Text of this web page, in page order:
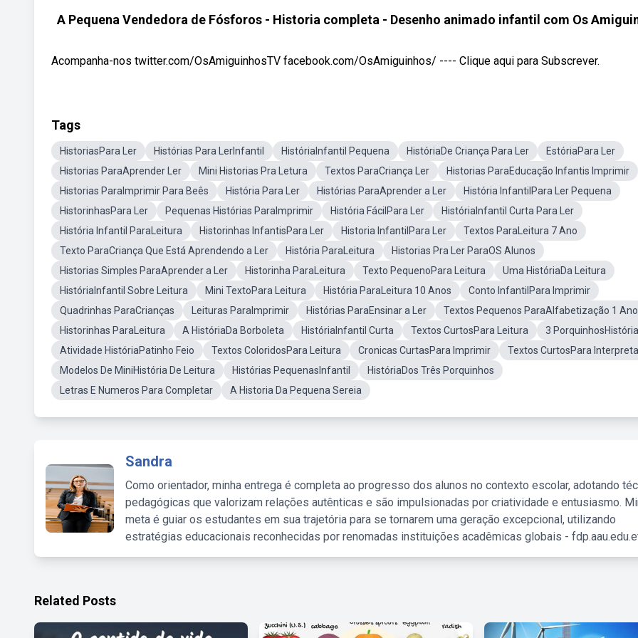
A Pequena Vendedora de Fósforos - Historia completa - Desenho animado infantil com Os
Acompanha-nos twitter.com/OsAmiguinhosTV facebook.com/OsAmiguinhos/ ---- Clique aqui para Subscrever.
Tags
HistoriasPara Ler Histórias Para LerInfantil HistóriaInfantil Pequena HistóriaDe Criança Para Ler
EstóriaPara Ler
Historias ParaAprender Ler
Mini Historias Pra Letura Textos ParaCriança Ler
Historias ParaEducação Infantis Imprimir
Historias ParaImprimir Para Beês
História Para Ler Histórias ParaAprender a Ler
História InfantilPara Ler Pequena
HistorinhasPara Ler
Pequenas Histórias ParaImprimir História FácilPara Ler
HistóriaInfantil Curta Para Ler
História Infantil ParaLeitura
Historinhas InfantisPara Ler Historia InfantilPara Ler
Textos ParaLeitura 7 Ano
Texto ParaCriança Que Está Aprendendo a Ler
História ParaLeitura
Historias Pra Ler ParaOS Alunos
Historias Simples ParaAprender a Ler
Historinha ParaLeitura Texto PequenoPara Leitura
Uma HistóriaDa Leitura
HistóriaInfantil Sobre Leitura
Mini TextoPara Leitura História ParaLeitura 10 Anos
Conto InfantilPara Imprimir
Quadrinhas ParaCrianças
Leituras ParaImprimir Histórias ParaEnsinar a Ler
Textos Pequenos ParaAlfabetização 1 Ano
Historinhas ParaLeitura
A HistóriaDa Borboleta HistóriaInfantil Curta Textos CurtosPara Leitura
3 PorquinhosHistória
Atividade HistóriaPatinho Feio
Textos ColoridosPara Leitura Cronicas CurtasPara Imprimir
Textos CurtosPara
Modelos De MiniHistória De Leitura
Histórias PequenasInfantil
HistóriaDos Três Porquinhos
Letras E Numeros Para Completar
A Historia Da Pequena Sereia
Sandra
Como orientador, minha entrega é completa ao progresso dos alunos no contexto escolar, adotando
pedagógicas que valorizam relações autênticas e são impulsionadas por criatividade e entusiasmo.
meta é guiar os estudantes em sua trajetória para se tornarem uma geração excepcional, utilizando
estratégias educacionais reconhecidas por renomadas instituições acadêmicas globais -
Related Posts